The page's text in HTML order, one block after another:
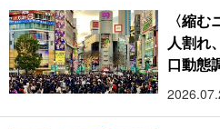
〈縮
人割れ
口動態